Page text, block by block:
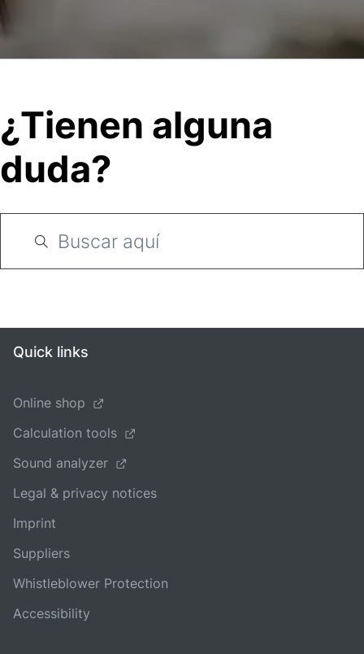
¿Tienen alguna
duda?
Quick links
Online shop
Calculation tools
Sound analyzer
Legal & privacy notices
Imprint
Suppliers
Whistleblower Protection
Accessibility